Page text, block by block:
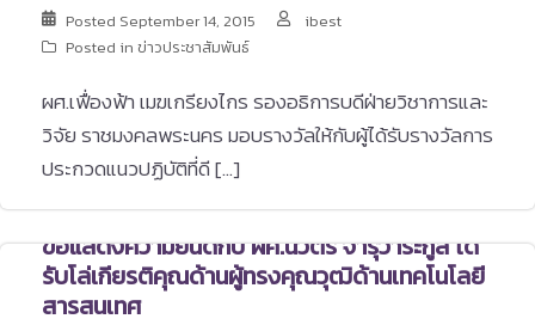
Posted September 14, 2015
ibest
Posted in ข่าวประชาสัมพันธ์
ผศ.เฟื่องฟ้า เมฆเกรียงไกร รองอธิการบดีฝ่ายวิชาการและ
วิจัย ราชมงคลพระนคร มอบรางวัลให้กับผู้ได้รับรางวัลการ
ประกวดแนวปฏิบัติที่ดี […]
ขอแสดงความยินดีกับ ผศ.นิวัตร จารุวาระกูล ได้
รับโล่เกียรติคุณด้านผู้ทรงคุณวุฒิด้านเทคโนโลยี
สารสนเทศ